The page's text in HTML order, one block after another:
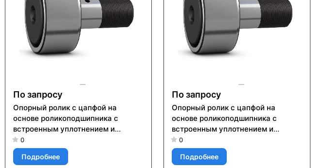
По запросу
Опорный ролик с цапфой на
основе роликоподшипника с
встроенным уплотнением и
элементами для повторного
смазывания KR 32 PPX
0
Подробнее
По запросу
Опорный ролик с цапфой на
основе роликоподшипника с
встроенным уплотнением и
элементами для повторного
смазывания KR 19 PPX
0
Подробнее